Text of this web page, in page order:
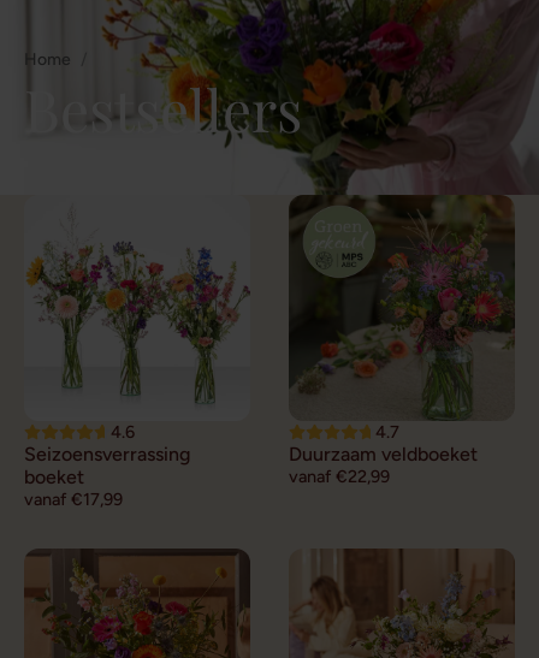
Home
Bestsellers
4.6
Seizoensverrassing
boeket
vanaf €17,99
4.7
Duurzaam veldboeket
vanaf €22,99